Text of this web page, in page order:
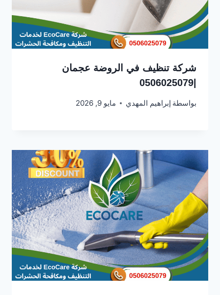
شركة تنظيف في الروضة عجمان
|0506025079
بواسطة إبراهيم المهدي مايو 9, 2026